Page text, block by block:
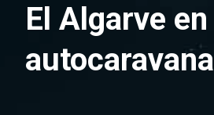
El Algarve en
autocaravana